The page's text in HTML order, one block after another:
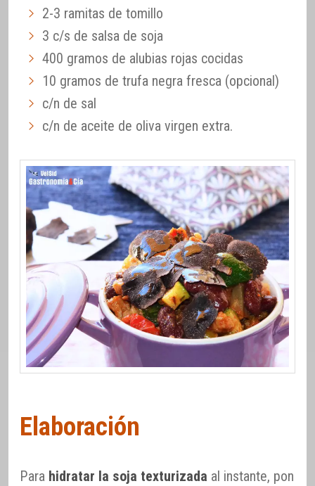
2-3 ramitas de tomillo
3 c/s de salsa de soja
400 gramos de alubias rojas cocidas
10 gramos de trufa negra fresca (opcional)
c/n de sal
c/n de aceite de oliva virgen extra.
Elaboración
Para hidratar la soja texturizada al instante, pon